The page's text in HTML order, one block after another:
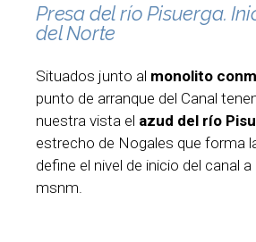
Presa del río Pisuerga.
del Norte
Situados junto al monolito
punto de arranque del Canal
nuestra vista el azud del río
estrecho de Nogales que forma
define el nivel de inicio del canal
msnm.